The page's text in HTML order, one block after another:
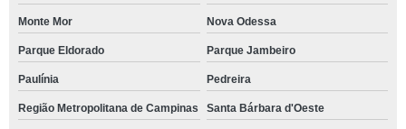
Monte Mor Nova Odessa
Parque Eldorado Parque Jambeiro
Paulínia Pedreira
Região Metropolitana de Campinas Santa Bárbara d'Oeste